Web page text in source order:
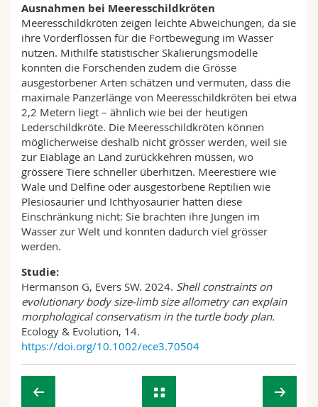
Ausnahmen bei Meeresschildkröten
Meeresschildkröten zeigen leichte Abweichungen, da sie
ihre Vorderflossen für die Fortbewegung im Wasser
nutzen. Mithilfe statistischer Skalierungsmodelle
konnten die Forschenden zudem die Grösse
ausgestorbener Arten schätzen und vermuten, dass die
maximale Panzerlänge von Meeresschildkröten bei etwa
2,2 Metern liegt – ähnlich wie bei der heutigen
Lederschildkröte. Die Meeresschildkröten können
möglicherweise deshalb nicht grösser werden, weil sie
zur Eiablage an Land zurückkehren müssen, wo
grössere Tiere schneller überhitzen. Meerestiere wie
Wale und Delfine oder ausgestorbene Reptilien wie
Plesiosaurier und Ichthyosaurier hatten diese
Einschränkung nicht: Sie brachten ihre Jungen im
Wasser zur Welt und konnten dadurch viel grösser
werden.
Studie:
Hermanson G, Evers SW. 2024. Shell constraints on
evolutionary body size-limb size allometry can explain
morphological conservatism in the turtle body plan.
Ecology & Evolution, 14.
https://doi.org/10.1002/ece3.70504